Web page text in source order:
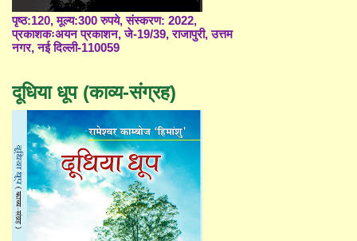
पृष्ठ:120, मूल्य:300 रुपये, संस्करण: 2022,
प्रकाशकःअयन प्रकाशन, जे-19/39, राजापुरी, उत्तम
नगर, नई दिल्ली-110059
दूधिया धूप (काव्य-संग्रह)